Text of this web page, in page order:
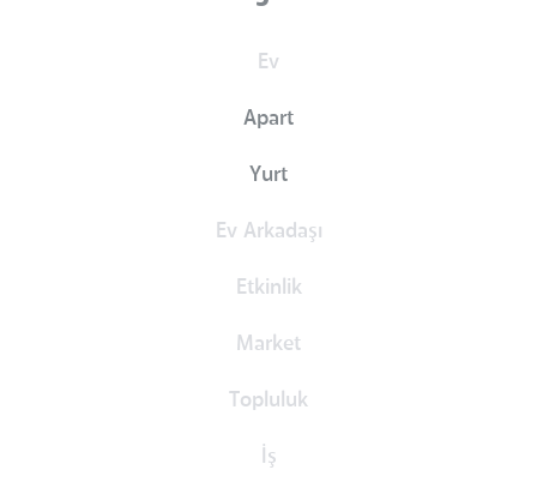
Ev
Apart
Yurt
Ev Arkadaşı
Etkinlik
Market
Topluluk
İş